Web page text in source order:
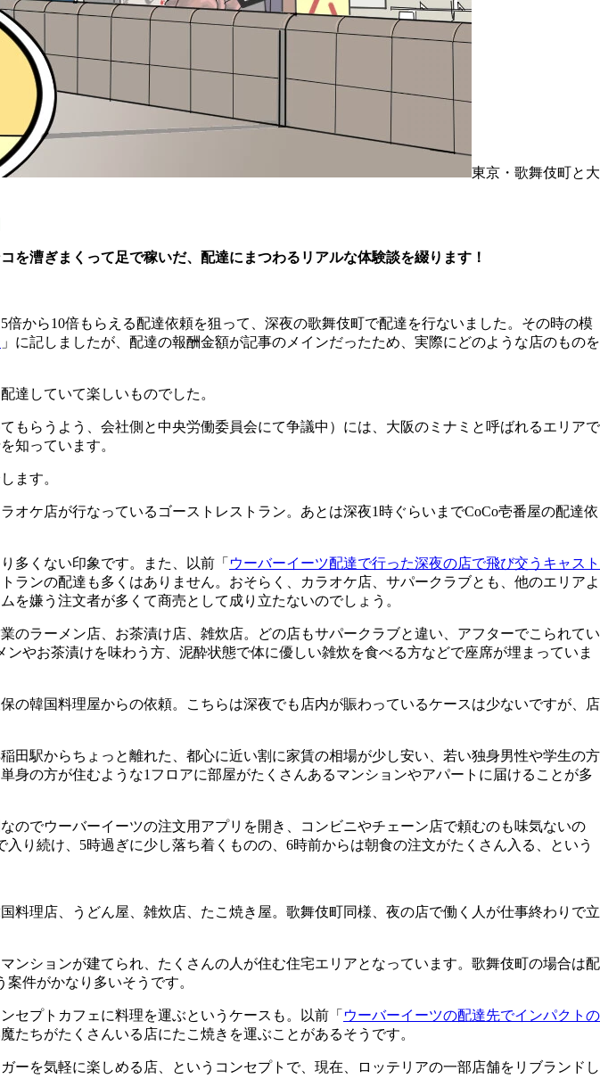
東京・歌舞伎町と大
を漕ぎまくって足で稼いだ、配達にまつわるリアルな体験談を綴ります！
から10倍もらえる配達依頼を狙って、深夜の歌舞伎町で配達を行ないました。その時の模
」に記しましたが、配達の報酬金額が記事のメインだったため、実際にどのような店のものを
達していて楽しいものでした。
らうよう、会社側と中央労働委員会にて争議中）には、大阪のミナミと呼ばれるエリアで
知っています。
ます。
ケ店が行なっているゴーストレストラン。あとは深夜1時ぐらいまでCoCo壱番屋の配達依
多くない印象です。また、以前「 ウーバーイーツ配達で行った深夜の店で飛び交うキャスト
ランの配達も多くはありません。おそらく、カラオケ店、サパークラブとも、他のエリアよ
嫌う注文者が多くて商売として成り立たないのでしょう。
ラーメン店、お茶漬け店、雑炊店。どの店もサパークラブと違い、アフターでこられてい
やお茶漬けを味わう方、泥酔状態で体に優しい雑炊を食べる方などで座席が埋まっていま
韓国料理屋からの依頼。こちらは深夜でも店内が賑わっているケースは少ないですが、店
駅からちょっと離れた、都心に近い割に家賃の相場が少し安い、若い独身男性や学生の方
の方が住むような1フロアに部屋がたくさんあるマンションやアパートに届けることが多
でウーバーイーツの注文用アプリを開き、コンビニやチェーン店で頼むのも味気ないの
り続け、5時過ぎに少し落ち着くものの、6時前からは朝食の注文がたくさん入る、という
理店、うどん屋、雑炊店、たこ焼き屋。歌舞伎町同様、夜の店で働く人が仕事終わりで立
ションが建てられ、たくさんの人が住む住宅エリアとなっています。歌舞伎町の場合は配
件がかなり多いそうです。
セプトカフェに料理を運ぶというケースも。以前「 ウーバーイーツの配達先でインパクトの
たちがたくさんいる店にたこ焼きを運ぶことがあるそうです。
を気軽に楽しめる店、というコンセプトで、現在、ロッテリアの一部店舗をリブランドし